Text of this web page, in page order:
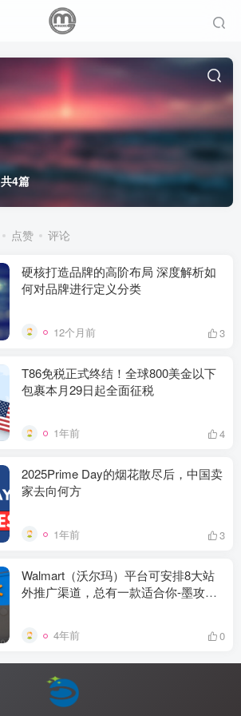
共4篇
点赞 评论
硬核打造品牌的高阶布局 深度解析如
何对品牌进行定义分类
12个月前 3
T86免税正式终结！全球800美金以下
包裹本月29日起全面征税
1年前 4
2025Prime Day的烟花散尽后，中国卖
家去向何方
1年前 3
Walmart（沃尔玛）平台可安排8大站
外推广渠道，总有一款适合你-墨攻推
4年前 0